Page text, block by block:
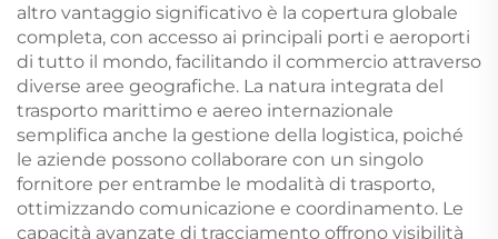
altro vantaggio significativo è la copertura globale
completa, con accesso ai principali porti e aeroporti
di tutto il mondo, facilitando il commercio attraverso
diverse aree geografiche. La natura integrata del
trasporto marittimo e aereo internazionale
semplifica anche la gestione della logistica, poiché
le aziende possono collaborare con un singolo
fornitore per entrambe le modalità di trasporto,
ottimizzando comunicazione e coordinamento. Le
capacità avanzate di tracciamento offrono visibilità